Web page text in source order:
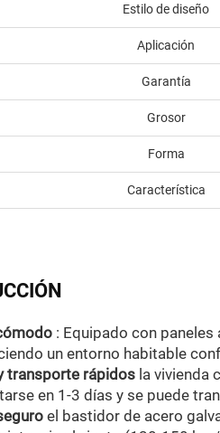
Estilo de diseño
Aplicación
Garantía
Grosor
Forma
Característica
: Equipado con
un entorno habitable
transporte rápidos la vivienda
en 1-3 días y se puede
el bastidor de acero